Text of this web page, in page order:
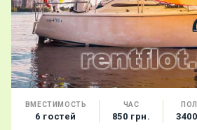
ВМЕСТИМОСТЬ
6 гостей
ЧАС
850 грн.